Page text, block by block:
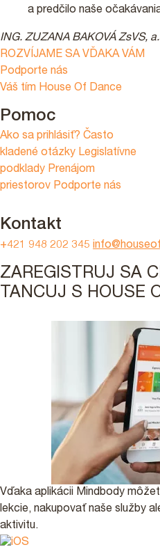
a predčilo naše
ING. ZUZANA BAKOVÁ ZsVS,
ROZVÍJAME SA VĎAKA VÁM
Podporte nás
Váš tím House Of Dance
Pomoc
Ako sa prihlásiť? Často
kladené otázky Legislatívne
podklady Prenájom
priestorov Podporte nás
Kontakt
+421 948 202 345
ZAREGISTRUJ SA
TANCUJ S HOUSE
Vďaka aplikácii Mindbody
lekcie, nakupovať naše služby
aktivitu.